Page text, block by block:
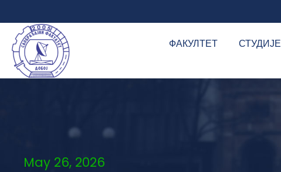
ФАКУЛТЕТ СТУДИЈЕ
May 26, 2026